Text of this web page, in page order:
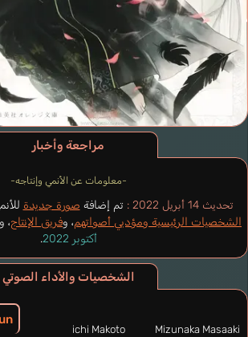
مراجعة وأخبار
-معلومات عن الأنمي وإنتاجه-
تحديث 14 أبريل 2022 : تم إضافة صورة جديدة
الشخصيات الرئيسية ومؤديي أصواتهم، وفريق الإنتاج،
أكتوبر 2022
.
الشخصيات والأداء الصوتي
Mizunaka Masaaki
Koichi Makoto